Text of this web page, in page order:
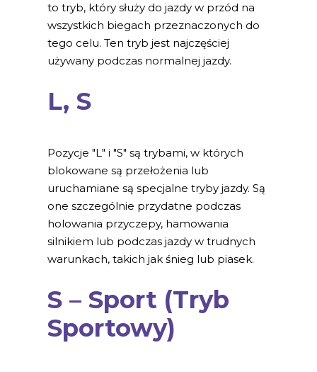
to tryb, który służy do jazdy w przód na
wszystkich biegach przeznaczonych do
tego celu. Ten tryb jest najczęściej
używany podczas normalnej jazdy.
L, S
Pozycje "L" i "S" są trybami, w których
blokowane są przełożenia lub
uruchamiane są specjalne tryby jazdy. Są
one szczególnie przydatne podczas
holowania przyczepy, hamowania
silnikiem lub podczas jazdy w trudnych
warunkach, takich jak śnieg lub piasek.
S – Sport (Tryb
Sportowy)